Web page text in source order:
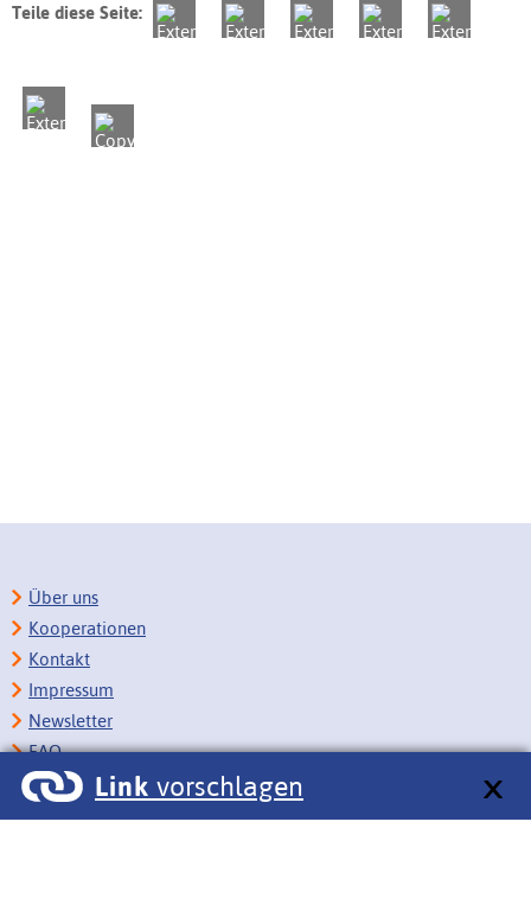
Teile diese Seite:
Link vorschlagen
Über uns
Kooperationen
Kontakt
Impressum
Newsletter
FAQ
Copyright